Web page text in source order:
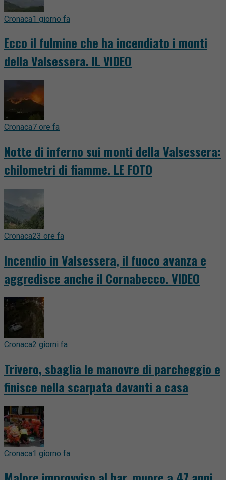
Cronaca1 giorno fa
Ecco il fulmine che ha incendiato i monti
della Valsessera. IL VIDEO
Cronaca7 ore fa
Notte di inferno sui monti della Valsessera:
chilometri di fiamme. LE FOTO
Cronaca23 ore fa
Incendio in Valsessera, il fuoco avanza e
aggredisce anche il Cornabecco. VIDEO
Cronaca2 giorni fa
Trivero, sbaglia le manovre di parcheggio e
finisce nella scarpata davanti a casa
Cronaca1 giorno fa